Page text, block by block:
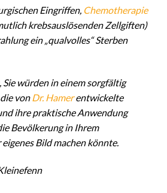
Eingriffen, Chemotherapie
krebsauslösenden Zellgiften)
ein „qualvolles“ Sterben
Sie würden in einem sorgfältig
vonDr. Hamerentwickelte
ihre praktische Anwendung
Bevölkerung in Ihrem
Bild machen könnte.